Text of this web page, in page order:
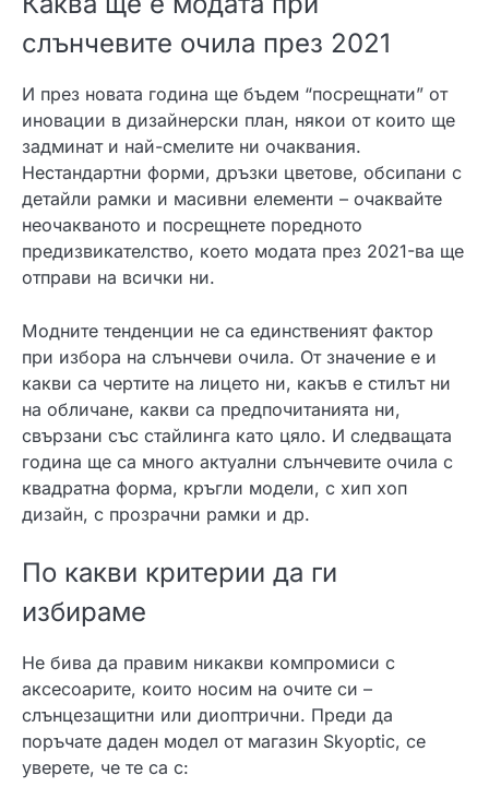
слънчевите очила през 2021
И през новата година ще бъдем “посрещнати” от
иновации в дизайнерски план, някои от които ще
задминат и най-смелите ни очаквания.
Нестандартни форми, дръзки цветове, обсипани с
детайли рамки и масивни елементи – очаквайте
неочакваното и посрещнете поредното
предизвикателство, което модата през 2021-ва ще
отправи на всички ни.
Модните тенденции не са единственият фактор
при избора на слънчеви очила. От значение е и
какви са чертите на лицето ни, какъв е стилът ни
на обличане, какви са предпочитанията ни,
свързани със стайлинга като цяло. И следващата
година ще са много актуални слънчевите очила с
квадратна форма, кръгли модели, с хип хоп
дизайн, с прозрачни рамки и др.
По какви критерии да ги
избираме
Не бива да правим никакви компромиси с
аксесоарите, които носим на очите си –
слънцезащитни или диоптрични. Преди да
поръчате даден модел от магазин Skyoptic, се
уверете, че те са с: